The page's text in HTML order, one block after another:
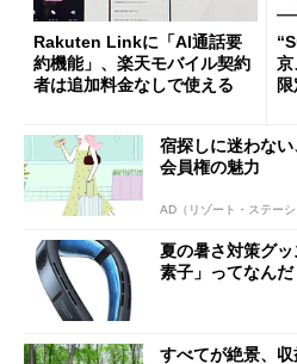
Rakuten Linkに「AI通話要
約機能」、楽天モバイル契約
者は追加料金なしで使える
宿探しに迷わな
会員権の魅力
AD（リゾート・ステーシ
夏の暑さ対策グ
素子」ってなん
すべてが絶景、